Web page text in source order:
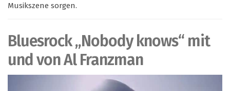
Musikszene sorgen.
Bluesrock „Nobody knows“ mit
und von Al Franzman